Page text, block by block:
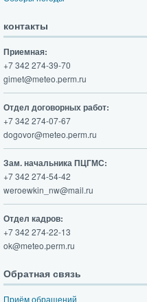
контакты
Приемная:
+7 342 274-39-70
gimet@meteo.perm.ru
Отдел договорных работ:
+7 342 274-07-67
dogovor@meteo.perm.ru
Зам. начальника ПЦГМС:
+7 342 274-54-42
weroewkin_nw@mail.ru
Отдел кадров:
+7 342 274-22-13
ok@meteo.perm.ru
Обратная связь
Приём обращений